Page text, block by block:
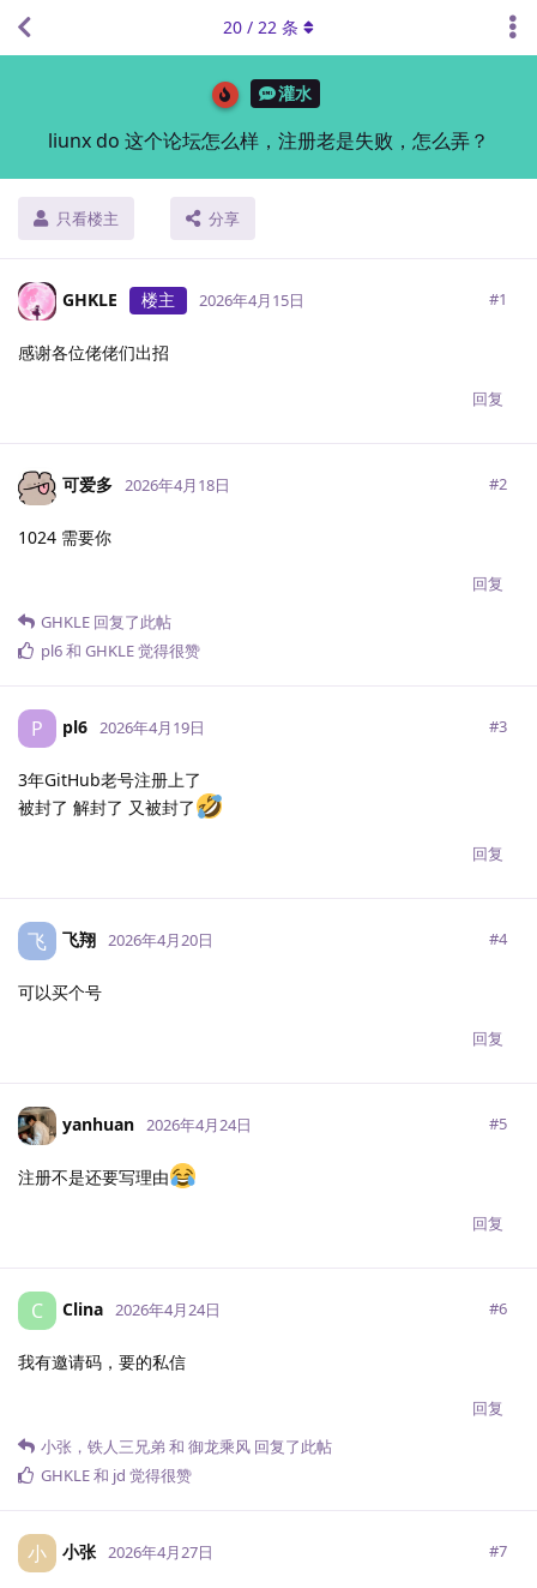
灌水
liunx do 这个论坛怎么样，注册老是失败，怎么弄？
只看楼主 分享
20 / 22 条
GHKLE 楼主 2026年4月15日 #1
感谢各位佬佬们出招
回复
可爱多 2026年4月18日 #2
1024 需要你
回复
GHKLE 回复了此帖
pl6和 GHKLE觉得很赞
P pl6 2026年4月19日 #3
3年GitHub老号注册上了
被封了 解封了 又被封了
回复
飞 飞翔 2026年4月20日 #4
可以买个号
回复
yanhuan 2026年4月24日 #5
注册不是还要写理由
回复
C Clina 2026年4月24日 #6
我有邀请码，要的私信
回复
小张 ， 铁人三兄弟 和 御龙乘风 回复了此帖
GHKLE和 jd 觉得很赞
小 小张 2026年4月27日 #7